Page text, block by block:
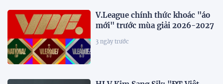
V.League chính thức khoác "áo
mới" trước mùa giải 2026-2027
3 ngày trước